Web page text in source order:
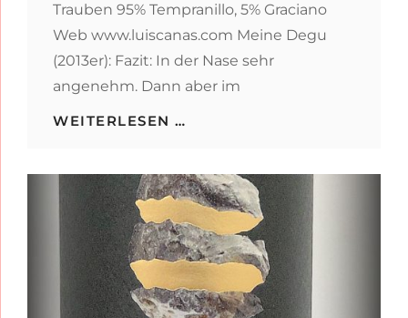
Trauben 95% Tempranillo, 5% Graciano
Web www.luiscanas.com Meine Degu
(2013er): Fazit: In der Nase sehr
angenehm. Dann aber im
WEITERLESEN …